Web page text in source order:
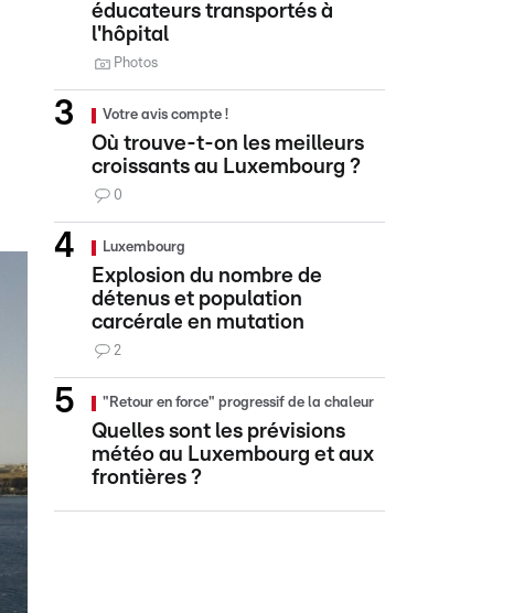
éducateurs transportés à
l'hôpital
Photos
Votre avis compte !
Où trouve-t-on les meilleurs
croissants au Luxembourg ?
0
Luxembourg
Explosion du nombre de
détenus et population
carcérale en mutation
2
"Retour en force" progressif de la chaleur
Quelles sont les prévisions
météo au Luxembourg et aux
frontières ?